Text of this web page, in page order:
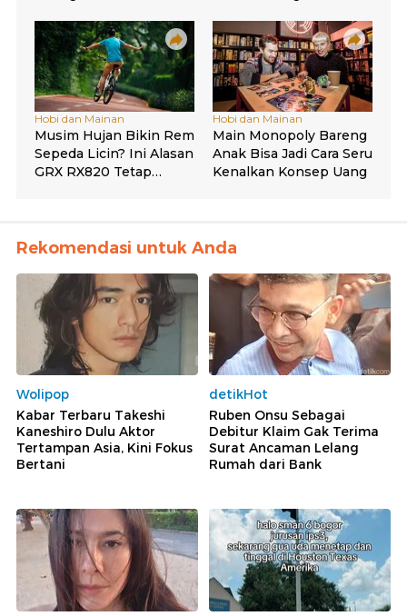
Rekomendasi untuk Anda
Wolipop
Kabar Terbaru Takeshi
Kaneshiro Dulu Aktor
Tertampan Asia, Kini Fokus
Bertani
detikHot
Ruben Onsu Sebagai
Debitur Klaim Gak Terima
Surat Ancaman Lelang
Rumah dari Bank